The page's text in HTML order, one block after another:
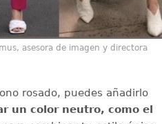
asesora de imagen y directora
rosado, puedes añadirlo
un color neutro, como el